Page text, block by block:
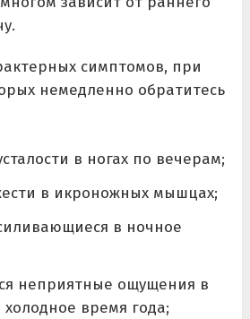
симптомов, при
немедленно обратитесь
в ногах по вечерам;
в икроножных мышцах;
в ночное
неприятные ощущения в
холодное время года;